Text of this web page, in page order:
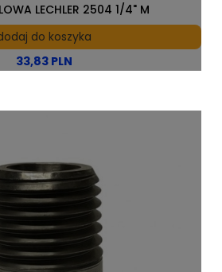
33,83 PLN
LECHLER 2504 1/4" M
do koszyka